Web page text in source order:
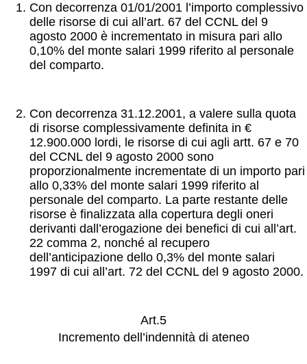
Con decorrenza 01/01/2001 l’importo complessivo
delle risorse di cui all’art. 67 del CCNL del 9
agosto 2000 è incrementato in misura pari allo
0,10% del monte salari 1999 riferito al personale
del comparto.
Con decorrenza 31.12.2001, a valere sulla quota
di risorse complessivamente definita in €
12.900.000 lordi, le risorse di cui agli artt. 67 e 70
del CCNL del 9 agosto 2000 sono
proporzionalmente incrementate di un importo pari
allo 0,33% del monte salari 1999 riferito al
personale del comparto. La parte restante delle
risorse è finalizzata alla copertura degli oneri
derivanti dall’erogazione dei benefici di cui all’art.
22 comma 2, nonché al recupero
dell’anticipazione dello 0,3% del monte salari
1997 di cui all’art. 72 del CCNL del 9 agosto 2000.
Art.5
Incremento dell’indennità di ateneo